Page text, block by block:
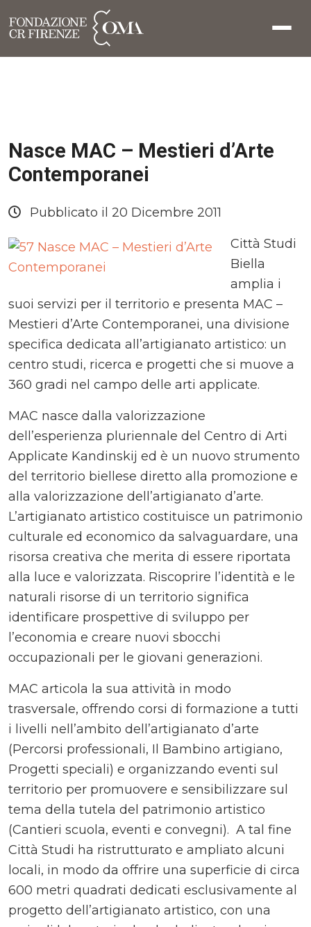
Nasce MAC – Mestieri d’Arte
Contemporanei
Pubblicato il 20 Dicembre 2011
Città Studi
Biella
amplia i
suoi servizi per il territorio e presenta MAC –
Mestieri d’Arte Contemporanei, una divisione
specifica dedicata all’artigianato artistico: un
centro studi, ricerca e progetti che si muove a
360 gradi nel campo delle arti applicate.
MAC nasce dalla valorizzazione
dell’esperienza pluriennale del Centro di Arti
Applicate Kandinskij ed è un nuovo strumento
del territorio biellese diretto alla promozione e
alla valorizzazione dell’artigianato d’arte.
L’artigianato artistico costituisce un patrimonio
culturale ed economico da salvaguardare, una
risorsa creativa che merita di essere riportata
alla luce e valorizzata. Riscoprire l’identità e le
naturali risorse di un territorio significa
identificare prospettive di sviluppo per
l’economia e creare nuovi sbocchi
occupazionali per le giovani generazioni.
MAC articola la sua attività in modo
trasversale, offrendo corsi di formazione a tutti
i livelli nell’ambito dell’artigianato d’arte
(Percorsi professionali, Il Bambino artigiano,
Progetti speciali) e organizzando eventi sul
territorio per promuovere e sensibilizzare sul
tema della tutela del patrimonio artistico
(Cantieri scuola, eventi e convegni). A tal fine
Città Studi ha ristrutturato e ampliato alcuni
locali, in modo da offrire una superficie di circa
600 metri quadrati dedicati esclusivamente al
progetto dell’artigianato artistico, con una